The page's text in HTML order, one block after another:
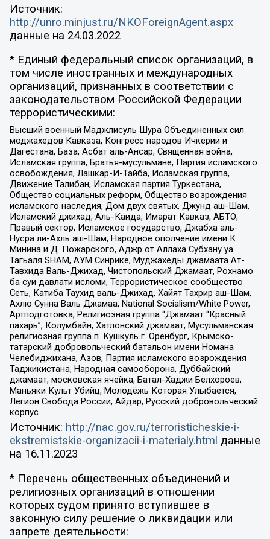
Источник:
http://unro.minjust.ru/NKOForeignAgent.aspx
данные на 24.03.2022
* Единый федеральный список организаций, в
том числе иностранных и международных
организаций, признанных в соответствии с
законодательством Российской Федерации
террористическими:
Высший военный Маджлисуль Шура Объединенных сил
моджахедов Кавказа, Конгресс народов Ичкерии и
Дагестана, База, Асбат аль-Ансар, Священная война,
Исламская группа, Братья-мусульмане, Партия исламского
освобождения, Лашкар-И-Тайба, Исламская группа,
Движение Талибан, Исламская партия Туркестана,
Общество социальных реформ, Общество возрождения
исламского наследия, Дом двух святых, Джунд аш-Шам,
Исламский джихад, Аль-Каида, Имарат Кавказ, АБТО,
Правый сектор, Исламское государство, Джабха аль-
Нусра ли-Ахль аш-Шам, Народное ополчение имени К.
Минина и Д. Пожарского, Аджр от Аллаха Субхану уа
Тагьаля SHAM, АУМ Синрике, Муджахеды джамаата Ат-
Тавхида Валь-Джихад, Чистопольский Джамаат, Рохнамо
ба суи давлати исломи, Террористическое сообщество
Сеть, Катиба Таухид валь-Джихад, Хайят Тахрир аш-Шам,
Ахлю Сунна Валь Джамаа, National Socialism/White Power,
Артподготовка, Религиозная группа “Джамаат “Красный
пахарь”, Колумбайн, Хатлонский джамаат, Мусульманская
религиозная группа п. Кушкуль г. Оренбург, Крымско-
татарский добровольческий батальон имени Номана
Челебиджихана, Азов, Партия исламского возрождения
Таджикистана, Народная самооборона, Дуббайский
джамаат, московская ячейка, Батал-Хаджи Белхороев,
Маньяки Культ Убийц, Молодёжь Которая Улыбается,
Легион Свобода России, Айдар, Русский добровольческий
корпус
Источник: http://nac.gov.ru/terroristicheskie-i-
ekstremistskie-organizacii-i-materialy.html данные
на 16.11.2023
* Перечень общественных объединений и
религиозных организаций в отношении
которых судом принято вступившее в
законную силу решение о ликвидации или
запрете деятельности: